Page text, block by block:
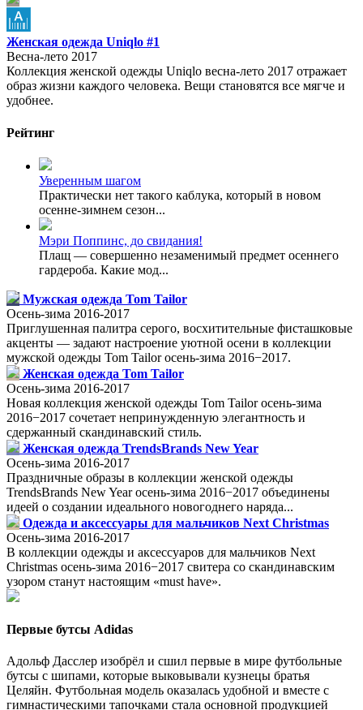
Женская одежда Uniqlo #1
Весна-лето 2017
Коллекция женской одежды Uniqlo весна-лето 2017 отражает
образ жизни каждого человека. Вещи становятся все мягче и
удобнее.
Рейтинг
Уверенным шагом
Практически нет такого каблука, который в новом
осенне-зимнем сезон...
Мэри Поппинс, до свидания!
Плащ — совершенно незаменимый предмет осеннего
гардероба. Какие мод...
Мужская одежда Tom Tailor
Осень-зима 2016-2017
Приглушенная палитра серого, восхитительные фисташковые
акценты — задают настроение уютной осени в коллекции
мужской одежды Tom Tailor осень-зима 2016−2017.
Женская одежда Tom Tailor
Осень-зима 2016-2017
Новая коллекция женской одежды Tom Tailor осень-зима
2016−2017 сочетает непринужденную элегантность и
сдержанный скандинавский стиль.
Женская одежда TrendsBrands New Year
Осень-зима 2016-2017
Праздничные образы в коллекции женской одежды
TrendsBrands New Year осень-зима 2016−2017 объединены
идеей о создании идеального новогоднего наряда...
Одежда и аксессуары для мальчиков Next Christmas
Осень-зима 2016-2017
В коллекции одежды и аксессуаров для мальчиков Next
Christmas осень-зима 2016−2017 свитера со скандинавским
узором станут настоящим «must have».
Первые бутсы Adidas
Адольф Дасслер изобрёл и сшил первые в мире футбольные
бутсы с шипами, которые выковывали кузнецы братья
Целяйн. Футбольная модель оказалась удобной и вместе с
гимнастическими тапочками стала основной продукцией